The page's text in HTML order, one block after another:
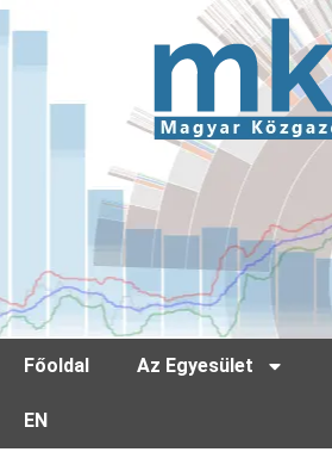
Főoldal Az Egyesület
EN